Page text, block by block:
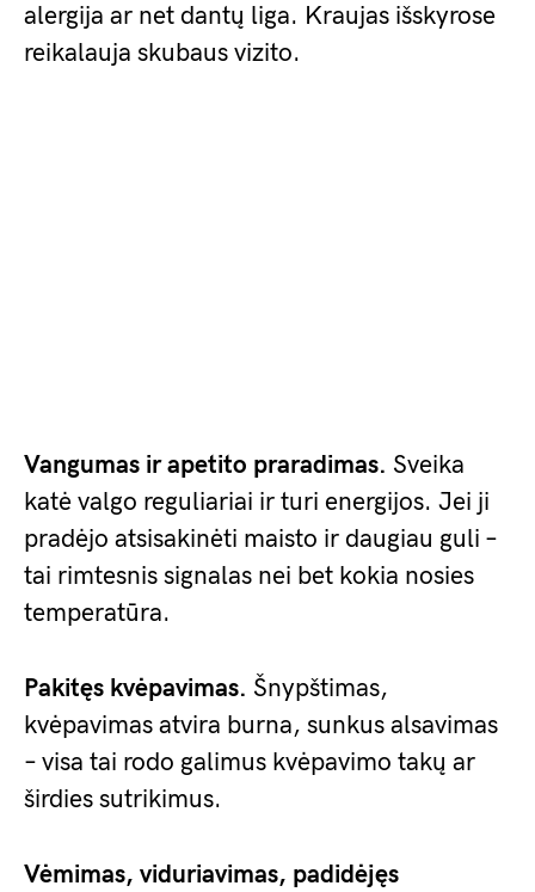
alergija ar net dantų liga. Kraujas išskyrose
reikalauja skubaus vizito.
Vangumas ir apetito praradimas. Sveika
katė valgo reguliariai ir turi energijos. Jei ji
pradėjo atsisakinėti maisto ir daugiau guli –
tai rimtesnis signalas nei bet kokia nosies
temperatūra.
Pakitęs kvėpavimas. Šnypštimas,
kvėpavimas atvira burna, sunkus alsavimas
– visa tai rodo galimus kvėpavimo takų ar
širdies sutrikimus.
Vėmimas, viduriavimas, padidėjęs